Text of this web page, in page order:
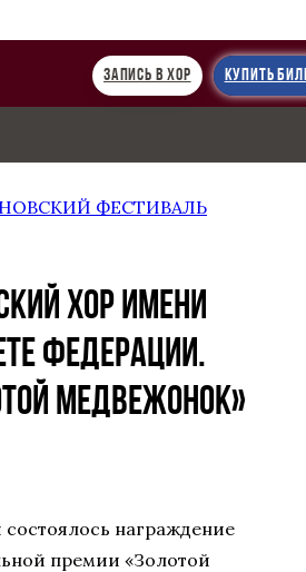
ЗАПИСЬ В ХОР КУПИТЬ
ФЕСТИВАЛЬ
ХОР ИМЕНИ
ФЕДЕРАЦИИ.
МЕДВЕЖОНОК»
награждение
премии «Золотой